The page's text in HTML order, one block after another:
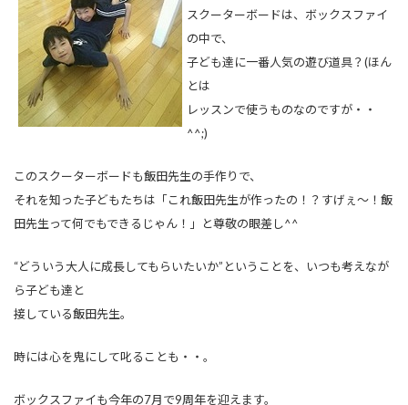
スクーターボードは、ボックスファイ
の中で、
子ども達に一番人気の遊び道具？(ほん
とは
レッスンで使うものなのですが・・
^^;)
このスクーターボードも飯田先生の手作りで、
それを知った子どもたちは「これ飯田先生が作ったの！？すげぇ～！飯
田先生って何でもできるじゃん！」と尊敬の眼差し^^
“どういう大人に成長してもらいたいか”ということを、いつも考えなが
ら子ども達と
接している飯田先生。
時には心を鬼にして叱ることも・・。
ボックスファイも今年の7月で9周年を迎えます。